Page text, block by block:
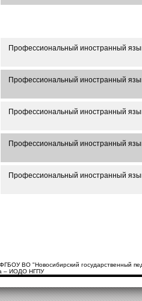
Профессиональный иностранный
Профессиональный иностранный
Профессиональный иностранный
Профессиональный иностранный
Профессиональный иностранный
ВО "Новосибирский государственный
– ИОДО НГПУ